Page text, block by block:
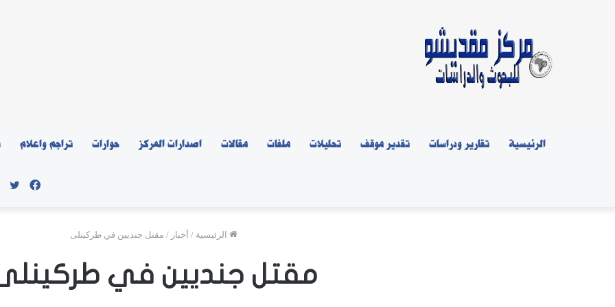
الرئيسية تقارير ودراسات تقدير موقف تحليلات ملفات مقالات اصدارات المركز حوارات تراجم واعلام
الرئيسية / أخبار / مقتل جنديين في طركينلى
مقتل جنديين في